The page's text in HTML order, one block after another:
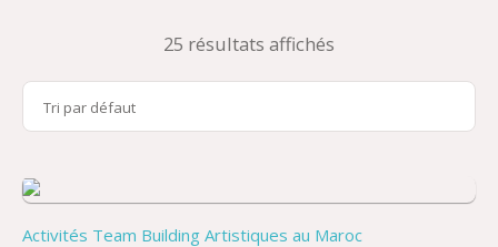
25 résultats affichés
Activités Team Building Artistiques au Maroc